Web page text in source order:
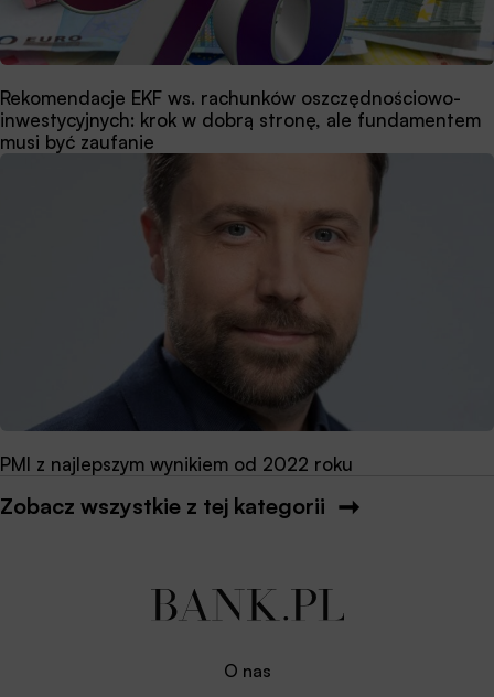
Rekomendacje EKF ws. rachunków oszczędnościowo-
inwestycyjnych: krok w dobrą stronę, ale fundamentem
musi być zaufanie
PMI z najlepszym wynikiem od 2022 roku
Zobacz wszystkie z tej kategorii
O nas